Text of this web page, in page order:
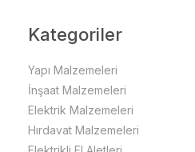
Kategoriler
Yapı Malzemeleri
İnşaat Malzemeleri
Elektrik Malzemeleri
Hırdavat Malzemeleri